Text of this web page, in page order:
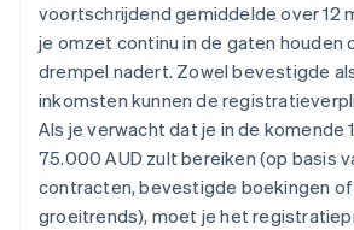
voortschrijdend gemiddelde over 12
je omzet continu in de gaten houden
drempel nadert. Zowel bevestigde
inkomsten kunnen de
Als je verwacht dat je in de komende
75.000 AUD zult bereiken (op basis
contracten, bevestigde boekingen
groeitrends), moet je het